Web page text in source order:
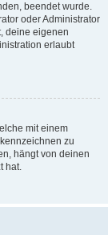
beendet wurde.
oder Administrator
deine eigenen
erlaubt
mit einem
zu
hängt von deinen
hat.